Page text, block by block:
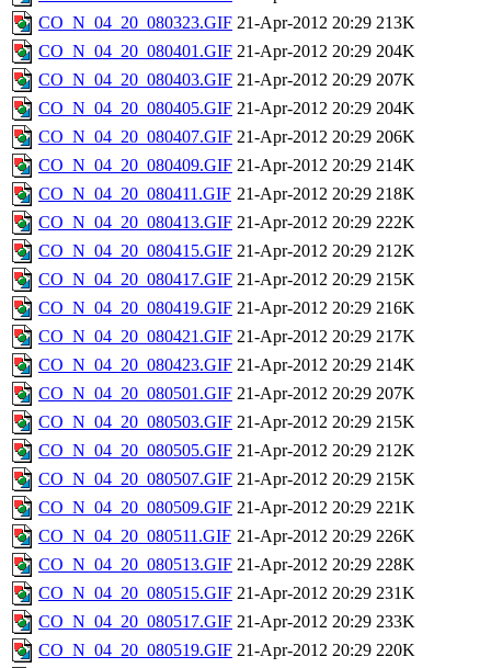
CO_N_04_20_080323.GIF 21-Apr-2012 20:29 213K
CO_N_04_20_080401.GIF 21-Apr-2012 20:29 204K
CO_N_04_20_080403.GIF 21-Apr-2012 20:29 207K
CO_N_04_20_080405.GIF 21-Apr-2012 20:29 204K
CO_N_04_20_080407.GIF 21-Apr-2012 20:29 206K
CO_N_04_20_080409.GIF 21-Apr-2012 20:29 214K
CO_N_04_20_080411.GIF 21-Apr-2012 20:29 218K
CO_N_04_20_080413.GIF 21-Apr-2012 20:29 222K
CO_N_04_20_080415.GIF 21-Apr-2012 20:29 212K
CO_N_04_20_080417.GIF 21-Apr-2012 20:29 215K
CO_N_04_20_080419.GIF 21-Apr-2012 20:29 216K
CO_N_04_20_080421.GIF 21-Apr-2012 20:29 217K
CO_N_04_20_080423.GIF 21-Apr-2012 20:29 214K
CO_N_04_20_080501.GIF 21-Apr-2012 20:29 207K
CO_N_04_20_080503.GIF 21-Apr-2012 20:29 215K
CO_N_04_20_080505.GIF 21-Apr-2012 20:29 212K
CO_N_04_20_080507.GIF 21-Apr-2012 20:29 215K
CO_N_04_20_080509.GIF 21-Apr-2012 20:29 221K
CO_N_04_20_080511.GIF 21-Apr-2012 20:29 226K
CO_N_04_20_080513.GIF 21-Apr-2012 20:29 228K
CO_N_04_20_080515.GIF 21-Apr-2012 20:29 231K
CO_N_04_20_080517.GIF 21-Apr-2012 20:29 233K
CO_N_04_20_080519.GIF 21-Apr-2012 20:29 220K